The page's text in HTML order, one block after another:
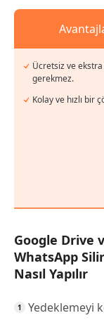
Ücretsiz ve ekstra
gerekmez.
Kolay ve hızlı bir
Google Drive
WhatsApp
Nasıl Yapılır
Yedeklemeyi